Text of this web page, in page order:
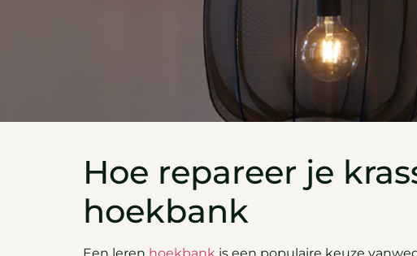
Hoe repareer je
hoekbank